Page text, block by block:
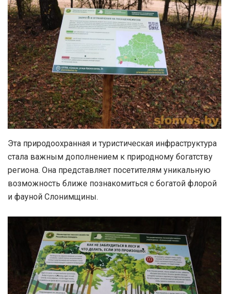
Эта природоохранная и туристическая инфраструктура
стала важным дополнением к природному богатству
региона. Она представляет посетителям уникальную
возможность ближе познакомиться с богатой флорой
и фауной Слонимщины.